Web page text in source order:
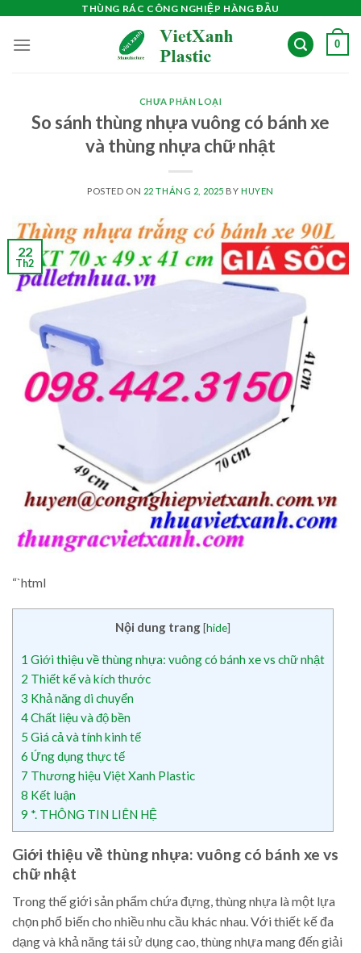
content
THÙNG RÁC CÔNG NGHIỆP HÀNG ĐẦU
0
CHƯA PHÂN LOẠI
So sánh thùng nhựa vuông có bánh xe
và thùng nhựa chữ nhật
POSTED ON 22 THÁNG 2, 2025 BY HUYEN
22
Th2
“`html
Nội dung trang[hide]
1 Giới thiệu về thùng nhựa: vuông có bánh xe vs chữ nhật
2 Thiết kế và kích thước
3 Khả năng di chuyển
4Chất liệu và độ bền
5 Giá cả và tính kinh tế
6 Ứng dụng thực tế
7 Thương hiệu Việt Xanh Plastic
8 Kết luận
9 *. THÔNG TIN LIÊN HỆ
Giới thiệu về thùng nhựa: vuông có bánh xe vs
chữ nhật
Trong thế giới sản phẩm chứa đựng, thùng nhựa là một lựa
chọn phổ biến cho nhiều nhu cầu khác nhau. Với thiết kế đa
dạng và khả năng tái sử dụng cao, thùng nhựa mang đến giải